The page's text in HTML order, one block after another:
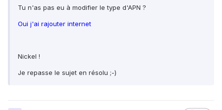
Tu n'as pas eu à modifier le type d'APN ?
Oui j'ai rajouter internet
Nickel !
Je repasse le sujet en résolu ;-)